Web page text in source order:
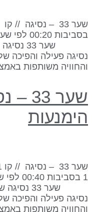
שער 33
פעילה והפיכה
משותפות
שער 33
פעילה והפיכה
משותפות